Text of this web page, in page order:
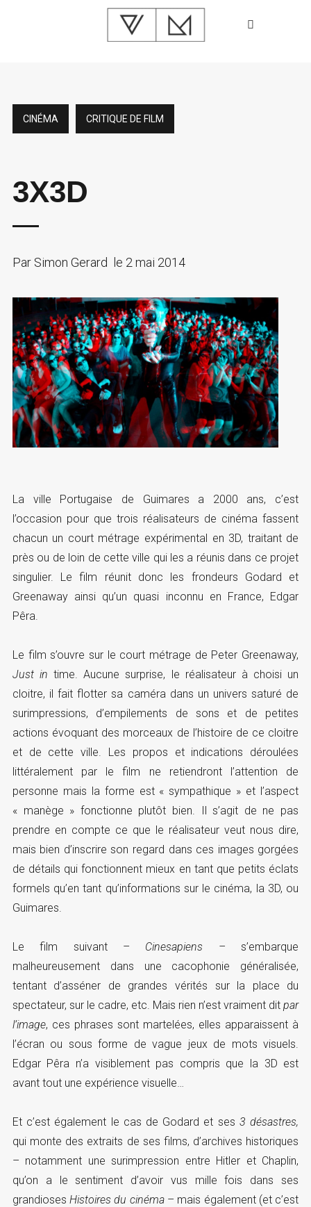
CINÉMA CRITIQUE DE FILM
3X3D
ParSimon Gerard le 2 mai 2014
La ville Portugaise de Guimares a 2000 ans, c’est
l’occasion pour que trois réalisateurs de cinéma fassent
chacun un court métrage expérimental en 3D, traitant de
près ou de loin de cette ville qui les a réunis dans ce projet
singulier. Le film réunit donc les frondeurs Godard et
Greenaway ainsi qu’un quasi inconnu en France, Edgar
Pêra.
Le film s’ouvre sur le court métrage de Peter Greenaway,
Just intime. Aucune surprise, le réalisateur à choisi un
cloitre, il fait flotter sa caméra dans un univers saturé de
surimpressions, d’empilements de sons et de petites
actions évoquant des morceaux de l’histoire de ce cloitre
et de cette ville. Les propos et indications déroulées
littéralement par le film ne retiendront l’attention de
personne mais la forme est « sympathique » et l’aspect
« manège » fonctionne plutôt bien. Il s’agit de ne pas
prendre en compte ce que le réalisateur veut nous dire,
mais bien d’inscrire son regard dans ces images gorgées
de détails qui fonctionnent mieux en tant que petits éclats
formels qu’en tant qu’informations sur le cinéma, la 3D, ou
Guimares.
Le film suivant – Cinesapiens –s’embarque
malheureusement dans une cacophonie généralisée,
tentant d’asséner de grandes vérités sur la place du
spectateur, sur le cadre, etc. Mais rien n’est vraiment ditpar
l’image, ces phrases sont martelées, elles apparaissent à
l’écran ou sous forme de vague jeux de mots visuels.
Edgar Pêra n’a visiblement pas compris que la 3D est
avant tout une expérience visuelle…
Et c’est également le cas de Godard et ses 3 désastres,
qui monte des extraits de ses films, d’archives historiques
– notamment une surimpression entre Hitler et Chaplin,
qu’on a le sentiment d’avoir vus mille fois dans ses
grandiosesHistoires du cinéma– mais également (et c’est